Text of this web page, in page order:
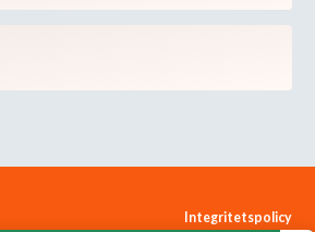
Integritetspolicy